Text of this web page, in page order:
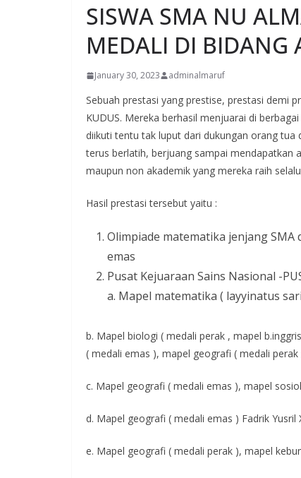
SISWA SMA NU
MEDALI DI BIDANG
January 30, 2023 adminalmaruf
Sebuah prestasi yang prestise, prestasi demi
KUDUS. Mereka berhasil menjuarai di
diikuti tentu tak luput dari dukungan orang tua
terus berlatih, berjuang sampai mendapatkan
maupun non akademik yang mereka raih
Hasil prestasi tersebut yaitu :
Olimpiade matematika jenjang
emas
Pusat Kejuaraan Sains Nasional -
a. Mapel matematika ( layyinatus
b. Mapel biologi ( medali perak , mapel
( medali emas ), mapel geografi ( medali
c. Mapel geografi ( medali emas ), mapel
d. Mapel geografi ( medali emas ) Fadrik Yusril
e. Mapel geografi ( medali perak ), mapel